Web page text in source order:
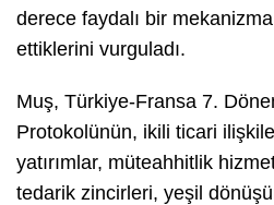
derece faydalı bir
ettiklerini vurguladı.
Muş, Türkiye-Fransa 7.
Protokolünün, ikili ticari
yatırımlar, müteahhitlik
tedarik zincirleri, yeşil